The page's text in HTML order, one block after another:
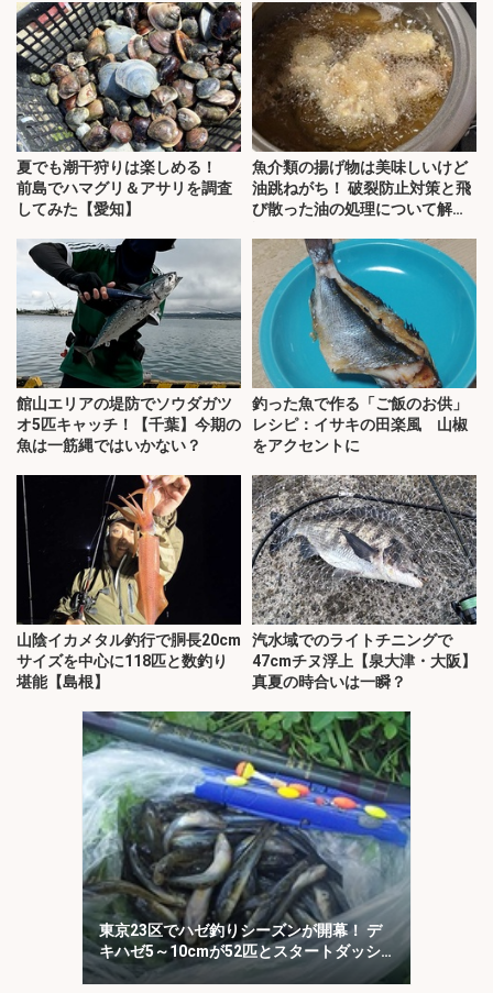
夏でも潮干狩りは楽しめる！
前島でハマグリ＆アサリを調査
してみた【愛知】
魚介類の揚げ物は美味しいけど
油跳ねがち！ 破裂防止対策と飛
び散った油の処理について解
館山エリアの堤防でソウダガツ
オ5匹キャッチ！【千葉】今期の
魚は一筋縄ではいかない？
釣った魚で作る「ご飯のお供」
レシピ：イサキの田楽風 山椒
をアクセントに
山陰イカメタル釣行で胴長20cm
サイズを中心に118匹と数釣り
堪能【島根】
汽水域でのライトチニングで
47cmチヌ浮上【泉大津・大阪】
真夏の時合いは一瞬？
東京23区でハゼ釣りシーズンが開幕！ デ
キハゼ5～10cmが52匹とスタートダッシ
ュに成功